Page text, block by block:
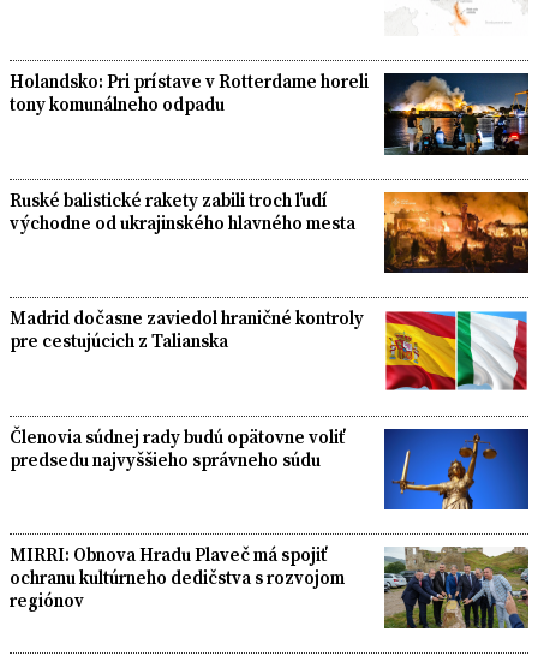
Holandsko: Pri prístave v Rotterdame horeli
tony komunálneho odpadu
Ruské balistické rakety zabili troch ľudí
východne od ukrajinského hlavného mesta
Madrid dočasne zaviedol hraničné kontroly
pre cestujúcich z Talianska
Členovia súdnej rady budú opätovne voliť
predsedu najvyššieho správneho súdu
MIRRI: Obnova Hradu Plaveč má spojiť
ochranu kultúrneho dedičstva s rozvojom
regiónov